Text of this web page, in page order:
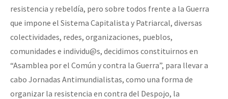
resistencia y rebeldía, pero sobre todos frente a la Guerra
que impone el Sistema Capitalista y Patriarcal, diversas
colectividades, redes, organizaciones, pueblos,
comunidades e individu@s, decidimos constituirnos en
“Asamblea por el Común y contra la Guerra”, para llevar a
cabo Jornadas Antimundialistas, como una forma de
organizar la resistencia en contra del Despojo, la